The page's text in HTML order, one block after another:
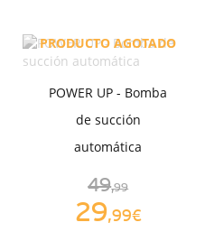
PRODUCTO AGOTADO
POWER UP - Bomba
de succión
automática
49,99
29,99€